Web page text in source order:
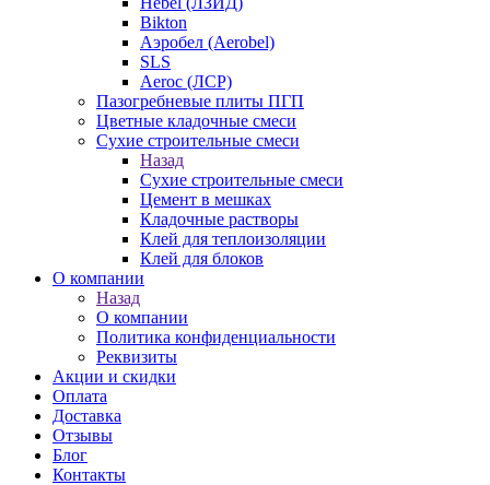
Bikton
Аэробел (Aerobel)
SLS
Aeroc (ЛСР)
Пазогребневые плиты ПГП
Цветные кладочные смеси
Сухие строительные смеси
Назад
Сухие строительные смеси
Цемент в мешках
Кладочные растворы
Клей для теплоизоляции
Клей для блоков
О компании
Назад
О компании
Политика конфиденциальности
Реквизиты
Акции и скидки
Оплата
Доставка
Отзывы
Блог
Контакты